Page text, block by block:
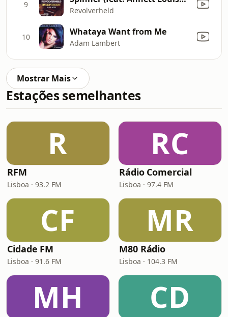
9
Revolverheld
10 Whataya Want from Me
Adam Lambert
Mostrar Mais
Estações semelhantes
R
RFM
Lisboa · 93.2 FM
RC
Rádio Comercial
Lisboa · 97.4 FM
CF
Cidade FM
Lisboa · 91.6 FM
MR
M80 Rádio
Lisboa · 104.3 FM
MH CD